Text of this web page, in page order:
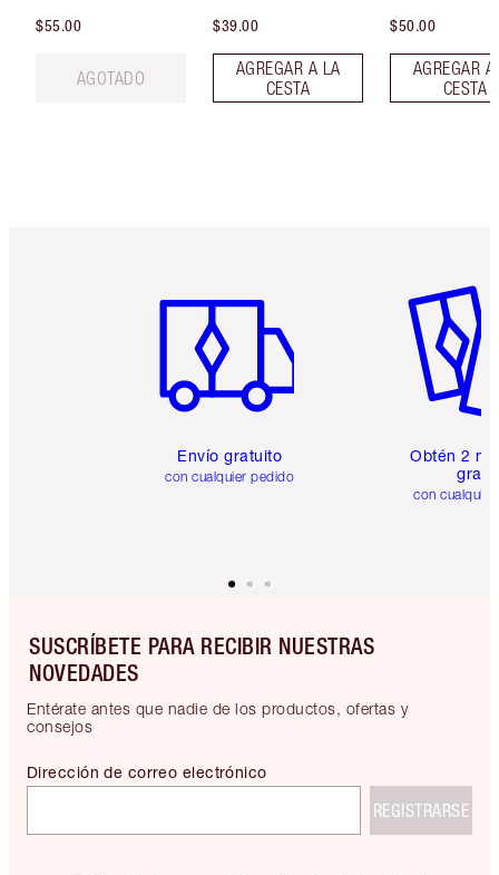
$55.00
AGOTADO
$39.00
AGREGAR A LA
CESTA
$50.00
AGREGAR
CESTA
Envío gratuito
con cualquier pedido
Obtén 2
gratis
con
SUSCRÍBETE PARA RECIBIR NUESTRAS
NOVEDADES
Entérate antes que nadie de los productos, ofertas y
consejos
Dirección de correo electrónico
REGISTRARSE